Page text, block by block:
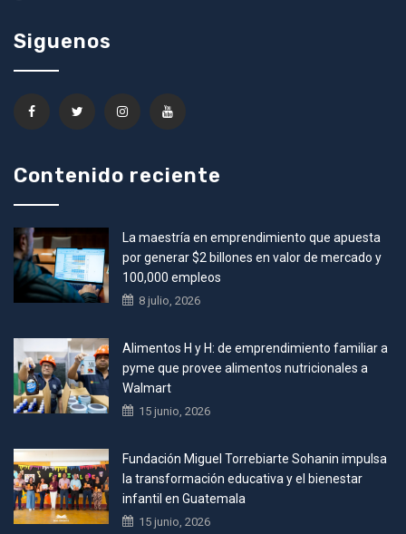
Siguenos
Contenido reciente
La maestría en emprendimiento que apuesta
por generar $2 billones en valor de mercado y
100,000 empleos
8 julio, 2026
Alimentos H y H: de emprendimiento familiar a
pyme que provee alimentos nutricionales a
Walmart
15 junio, 2026
Fundación Miguel Torrebiarte Sohanin impulsa
la transformación educativa y el bienestar
infantil en Guatemala
15 junio, 2026